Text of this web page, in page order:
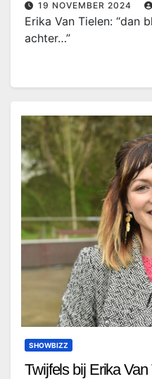
19 NOVEMBER 2024
Erika Van Tielen: “dan
achter…”
SHOWBIZZ
Twijfels bij Erika